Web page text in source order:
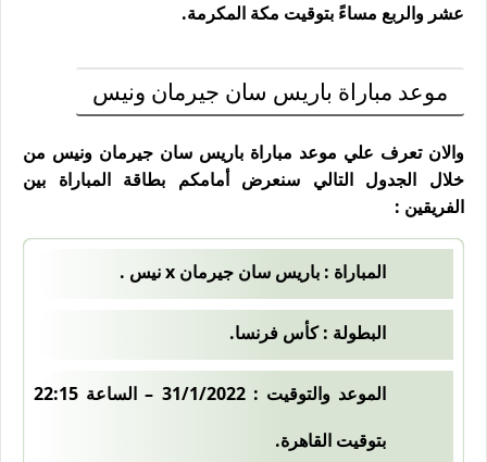
عشر والربع مساءً بتوقيت مكة المكرمة.
موعد مباراة باريس سان جيرمان ونيس
والان تعرف علي موعد مباراة باريس سان جيرمان ونيس من
خلال الجدول التالي سنعرض أمامكم بطاقة المباراة بين
الفريقين :
المباراة : باريس سان جيرمان x نيس .
البطولة : كأس فرنسا.
الموعد والتوقيت : 31/1/2022 – الساعة 22:15
بتوقيت القاهرة.